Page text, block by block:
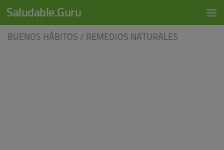
Skip to content
Saludable.Guru
BUENOS HÁBITOS / REMEDIOS NATURALES